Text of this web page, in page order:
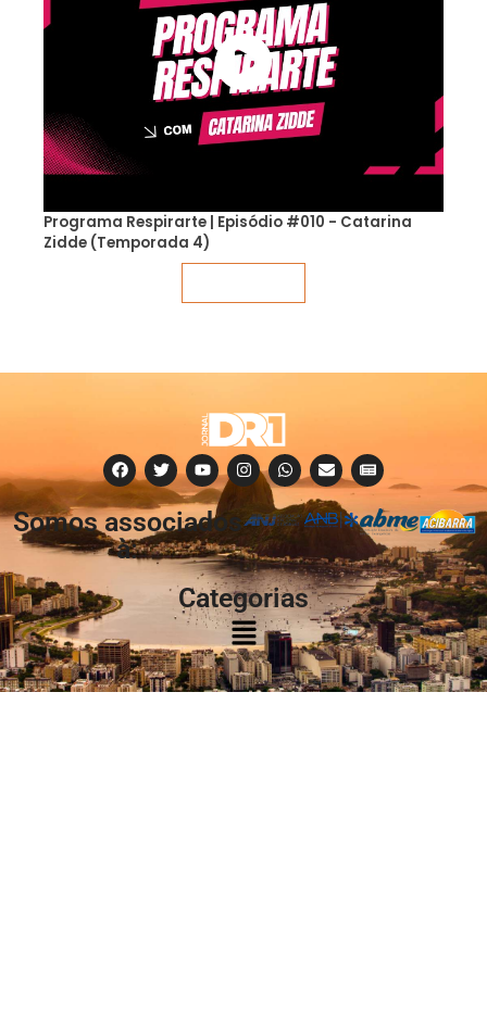
Programa Respirarte | Episódio #010 - Catarina
Zidde (Temporada 4)
Somos associados
à:
Categorias